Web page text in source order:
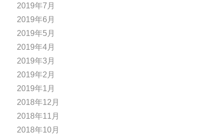
2019年7月
2019年6月
2019年5月
2019年4月
2019年3月
2019年2月
2019年1月
2018年12月
2018年11月
2018年10月